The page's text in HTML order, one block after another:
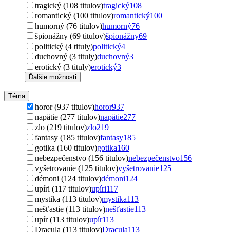
tragický (108 titulov)tragický108
romantický (100 titulov)romantický100
humorný (76 titulov)humorný76
špionážny (69 titulov)špionážny69
politický (4 tituly)politický4
duchovný (3 tituly)duchovný3
erotický (3 tituly)erotický3
Ďalšie možnosti
Téma
horor (937 titulov)horor937
napätie (277 titulov)napätie277
zlo (219 titulov)zlo219
fantasy (185 titulov)fantasy185
gotika (160 titulov)gotika160
nebezpečenstvo (156 titulov)nebezpečenstvo156
vyšetrovanie (125 titulov)vyšetrovanie125
démoni (124 titulov)démoni124
upíri (117 titulov)upíri117
mystika (113 titulov)mystika113
nešťastie (113 titulov)nešťastie113
upír (113 titulov)upír113
Dracula (113 titulov)Dracula113